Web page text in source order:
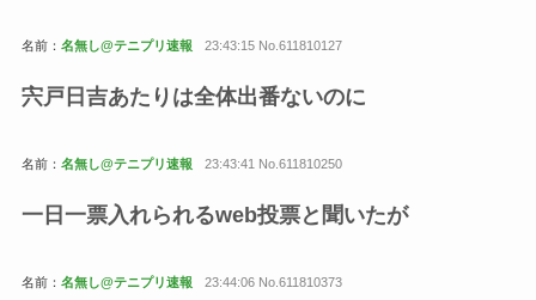
名前： 名無し@テニプリ速報 23:43:15 No.611810127
宍戸日吉あたりは全体出番ないのに
名前： 名無し@テニプリ速報 23:43:41 No.611810250
一日一票入れられるweb投票と聞いたが
名前： 名無し@テニプリ速報 23:44:06 No.611810373